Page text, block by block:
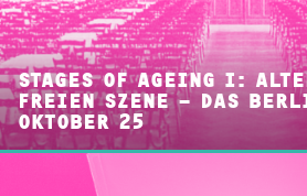
STAGES OF AGEING I:
FREIEN SZENE – DAS
OKTOBER 25